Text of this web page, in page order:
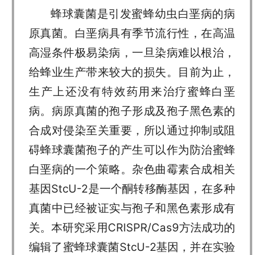
蜂球囊菌是引发蜜蜂幼虫白垩病的病
原真菌。白垩病具有季节流行性，在高温
高湿条件极易染病，一旦染病难以根治，
给蜂业生产带来较大的损失。目前为止，
生产上还没有特效药用来治疗蜜蜂白垩
病。病原真菌的孢子形成及孢子黑色素的
合成对侵染至关重要，所以通过抑制或阻
碍蜂球囊菌孢子的产生可以作为防治蜜蜂
白垩病的一个策略。杂色曲霉素合成相关
基因StcU-2是一个酮转移酶基因，在多种
真菌中已经被证实与孢子和黑色素形成有
关。本研究采用CRISPR/Cas9方法成功的
编辑了蜜蜂球囊菌StcU-2基因，并在实验